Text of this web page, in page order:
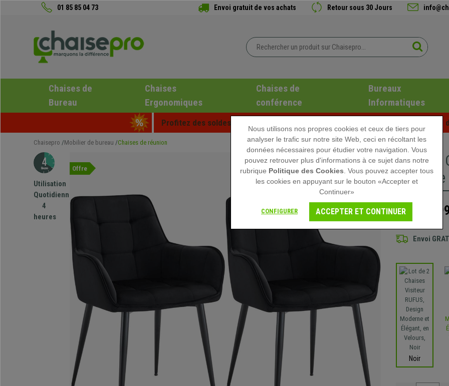
01 85 85 04 73 Envoi gratuit de vos achats Retour sous 30 Jours
Chaises de
Bureau
Chaises
Ergonomiques
Chaises de
conférence
Bureaux
Informatiques
Profitez des soldes d'été chez Chaisepro ! Des réductions exclusives pour une
Chaisepro Mobilier de bureau Chaises de réunion
Utilisation
Quotidienne
4
heures
Offre
Lot de 2
299,90 €
Envoi
Noir
Nous utilisons nos propres cookies et ceux de tiers pour
analyser le trafic sur notre site Web, ceci en récoltant les
données nécessaires pour étudier votre navigation. Vous
pouvez retrouver plus d'informations à ce sujet dans notre
rubrique Politique des Cookies . Vous pouvez accepter tous
les cookies en appuyant sur le bouton «Accepter et
Continuer»
CONFIGURER ACCEPTER ET CONTINUER